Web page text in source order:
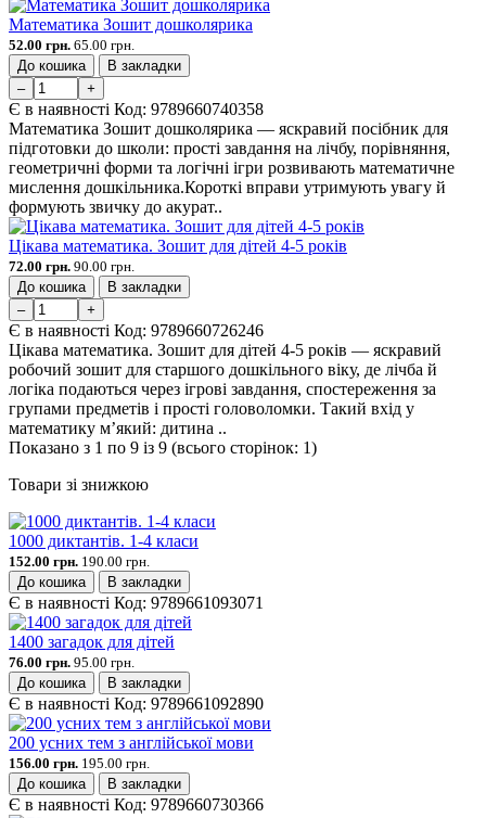
Математика Зошит дошколярика
52.00 грн. 65.00 грн.
До кошика
В закладки
–
+
Є в наявності Код: 9789660740358
Математика Зошит дошколярика — яскравий посібник для
підготовки до школи: прості завдання на лічбу, порівняння,
геометричні форми та логічні ігри розвивають математичне
мислення дошкільника.Короткі вправи утримують увагу й
формують звичку до акурат..
Цікава математика. Зошит для дітей 4-5 років
72.00 грн. 90.00 грн.
До кошика
В закладки
–
+
Є в наявності Код: 9789660726246
Цікава математика. Зошит для дітей 4-5 років — яскравий
робочий зошит для старшого дошкільного віку, де лічба й
логіка подаються через ігрові завдання, спостереження за
групами предметів і прості головоломки. Такий вхід у
математику м’який: дитина ..
Показано з 1 по 9 із 9 (всього сторінок: 1)
Товари зі знижкою
1000 диктантів. 1-4 класи
152.00 грн. 190.00 грн.
До кошика
В закладки
Є в наявності Код: 9789661093071
1400 загадок для дітей
76.00 грн. 95.00 грн.
До кошика
В закладки
Є в наявності Код: 9789661092890
200 усних тем з англійської мови
156.00 грн. 195.00 грн.
До кошика
В закладки
Є в наявності Код: 9789660730366